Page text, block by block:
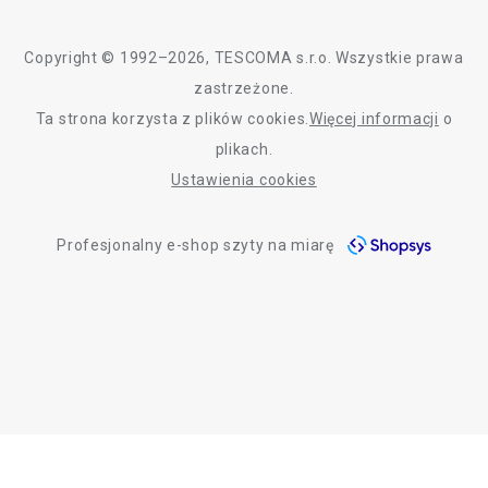
Graficzne oznaczenie produktów
Polityka prywatności
Copyright © 1992–2026, TESCOMA s.r.o. Wszystkie prawa
zastrzeżone.
Ta strona korzysta z plików cookies. Więcej informacji o
plikach.
Ustawienia cookies
Profesjonalny e-shop szyty na miarę